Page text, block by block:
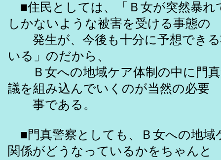
■住民としては、「Ｂ女が突然暴れ
しかないような被害を受ける事態の
発生が、今後も十分に予想できる
いる」のだから、
Ｂ女への地域ケア体制の中に門真
議を組み込んでいくのが当然の必要
事である。
■門真警察としても、Ｂ女への地域
関係がどうなっているかをちゃんと